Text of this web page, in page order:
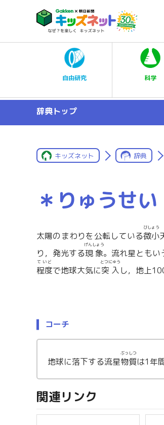
自由研究 科学
辞典トップ
キッズネット 辞典
＊りゅうせい
太陽のまわりを公転している微小
びしょう
り，発光する現象
げんしょう
。流れ星ともい
程度
ていど
で地球大気に突入
とつにゅう
し，地上
コーチ
地球に落下する流星物質
ぶっしつ
は1年
関連リンク